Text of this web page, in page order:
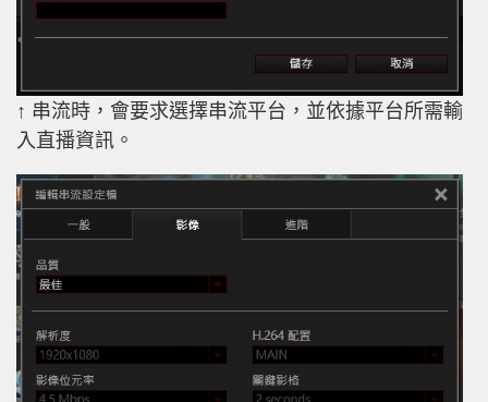
↑ 串流時，會要求選擇串流平台，並依據平台所需輸
入直播資訊。